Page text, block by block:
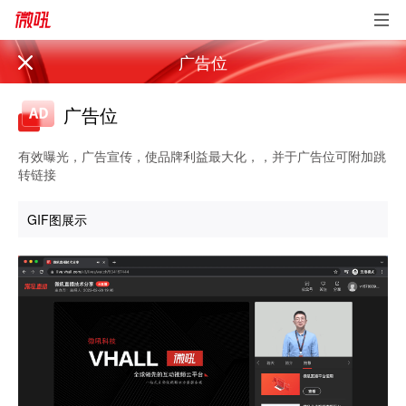
广告位
广告位
有效曝光，广告宣传，使品牌利益最大化，，并于广告位可附加跳
转链接
GIF图展示